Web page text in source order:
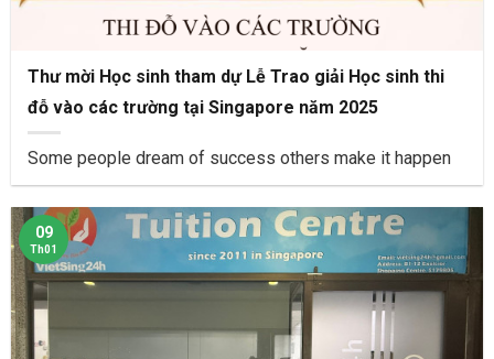
Thư mời Học sinh tham dự Lễ Trao giải Học sinh thi
đỗ vào các trường tại Singapore năm 2025
Some people dream of success others make it happen
09
Th01